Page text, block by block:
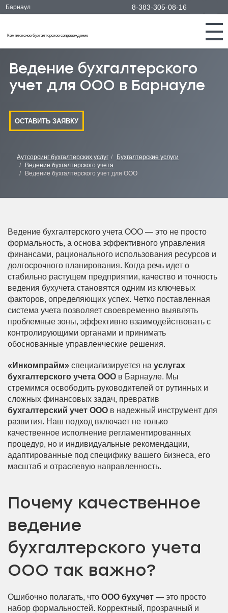
Барнаул 8-383-305-08-16
Комплексное бухгалтерское сопровождение
Ведение бухгалтерского
учет для ООО в Барнауле
ОСТАВИТЬ ЗАЯВКУ
Аутсорсинг бухгалтерских услуг
Бухгалтерские услуги
Ведение бухгалтерского учета
Ведение бухгалтерского учет для ООО
Ведение бухгалтерского учета ООО — это не просто
формальность, а основа эффективного управления
финансами, рационального использования ресурсов и
долгосрочного планирования. Когда речь идет о
стабильно растущем предприятии, качество и точность
ведения бухучета становятся одним из ключевых
факторов, определяющих успех. Четко поставленная
система учета позволяет своевременно выявлять
проблемные зоны, эффективно взаимодействовать с
контролирующими органами и принимать
обоснованные управленческие решения.
«Инкомпрайм» специализируется на услугах
бухгалтерского учета ООО в Барнауле. Мы
стремимся освободить руководителей от рутинных и
сложных финансовых задач, превратив
бухгалтерский учет ООО в надежный инструмент для
развития. Наш подход включает не только
качественное исполнение регламентированных
процедур, но и индивидуальные рекомендации,
адаптированные под специфику вашего бизнеса, его
масштаб и отраслевую направленность.
Почему качественное
ведение
бухгалтерского учета
ООО так важно?
Ошибочно полагать, что ООО бухучет — это просто
набор формальностей. Корректный, прозрачный и